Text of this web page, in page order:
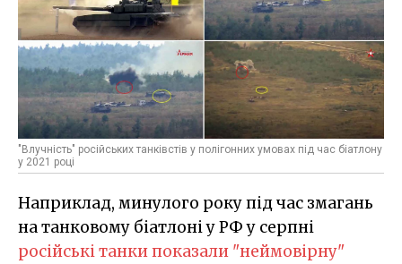
"Влучність" російських танківстів у полігонних умовах під час біатлону
у 2021 році
Наприклад, минулого року під час змагань
на танковому біатлоні у РФ у серпні
російські танки показали "неймовірну"